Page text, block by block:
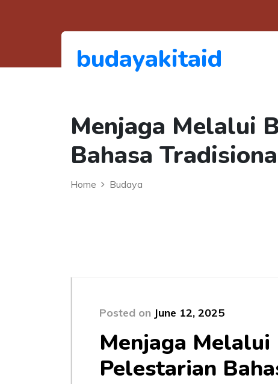
budayakitaid
Menjaga Melalui
Bahasa
Home Budaya
Posted on June 12, 2025
Menjaga Melalui
Pelestarian